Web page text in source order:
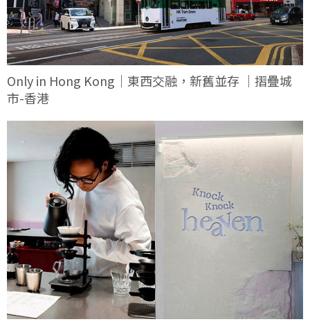
Only in Hong Kong｜東西交融，新舊並存 ｜摺疊城
市-香港